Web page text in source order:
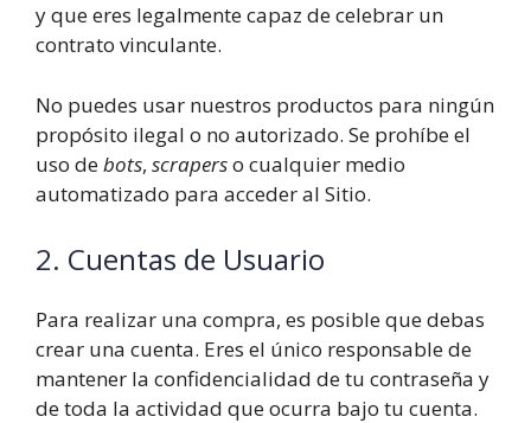
y que eres legalmente capaz de celebrar un
contrato vinculante.
No puedes usar nuestros productos para ningún
propósito ilegal o no autorizado. Se prohíbe el
uso debots, scraperso cualquier medio
automatizado para acceder al Sitio.
2. Cuentas de Usuario
Para realizar una compra, es posible que debas
crear una cuenta. Eres el único responsable de
mantener la confidencialidad de tu contraseña y
de toda la actividad que ocurra bajo tu cuenta.